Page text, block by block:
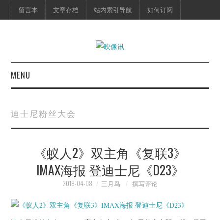
留言本 文章存档 站内索引导航 如何订阅
MENU
映像快讯
预告片
海报剧照
脱口秀
迪士尼粉丝大会
《蚁人2》双主角《复联3》
IMAX海报 登迪士尼《D23》
2018-04-08 三月鸟 撰写评论